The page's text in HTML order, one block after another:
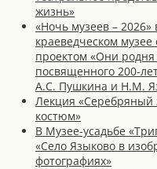
жизнь»
«Ночь музеев –
краеведческом
проектом «Они
посвященного 200-
А.С. Пушкина и Н.М.
Лекция «Серебряный
костюм»
В Музее-усадьбе
«Село Языково в
фотографиях»